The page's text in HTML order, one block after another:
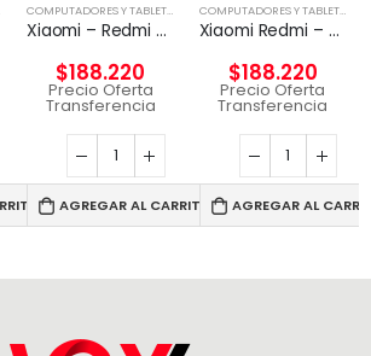
TABLETA COMPUTADORES Y TABLETS, TABLETA
Xiaomi – Redmi Pad SE – Android – Snapdragon 680
$188.220
Precio Oferta
Transferencia
AGREGAR AL CARRITO
COMPUTADORES Y TABLETS,
Xiaomi Redmi – Pad SE – Android 12 – Helio G99
$188.220
Precio Oferta
Transferencia
AGREGAR AL